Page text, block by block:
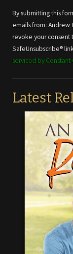
Use.
Please
leave
this field
blank.
By submitting this
emails from: Andrew
revoke your consent
SafeUnsubscribe®
serviced by Constant
Latest